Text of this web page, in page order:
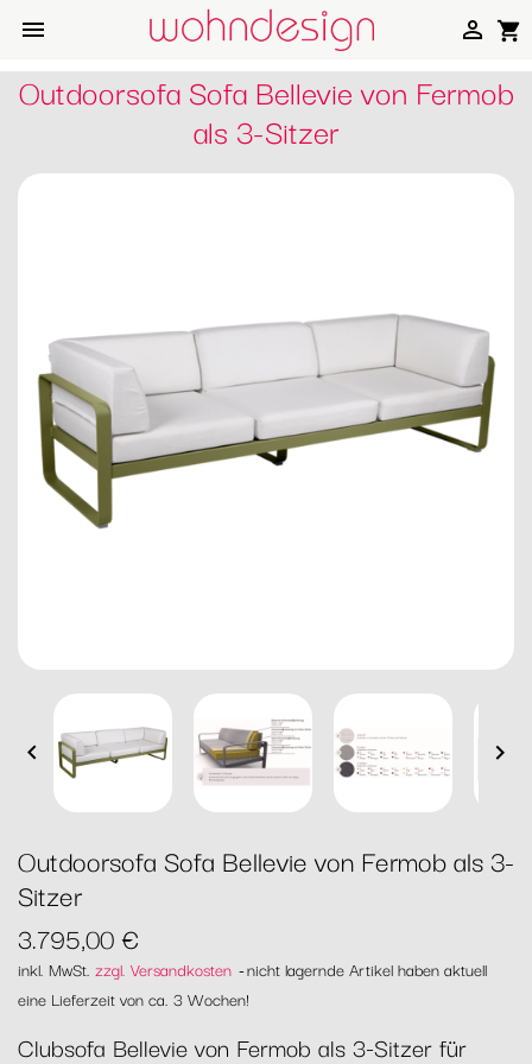
 shopping_cart

Outdoorsofa Sofa Bellevie von Fermob
als 3-Sitzer
 
Outdoorsofa Sofa Bellevie von Fermob als 3-
Sitzer
3.795,00 €
inkl. MwSt. zzgl. Versandkosten nicht lagernde Artikel haben aktuell
eine Lieferzeit von ca. 3 Wochen!
Clubsofa Bellevie von Fermob als 3-Sitzer für